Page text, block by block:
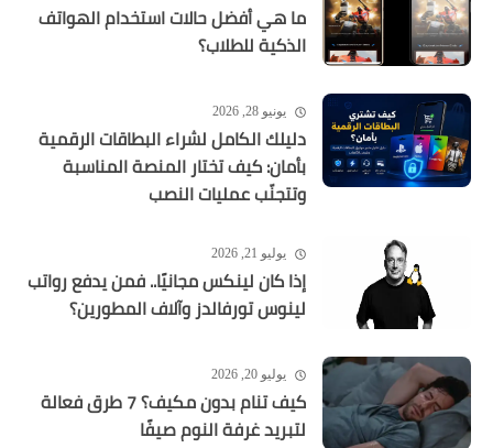
ما هي أفضل حالات استخدام الهواتف
الذكية للطلاب؟
يونيو 28, 2026
دليلك الكامل لشراء البطاقات الرقمية
بأمان: كيف تختار المنصة المناسبة
وتتجنّب عمليات النصب
يوليو 21, 2026
إذا كان لينكس مجانيًا.. فمن يدفع رواتب
لينوس تورفالدز وآلاف المطورين؟
يوليو 20, 2026
كيف تنام بدون مكيف؟ 7 طرق فعالة
لتبريد غرفة النوم صيفًا